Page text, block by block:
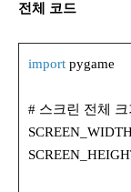
전체 코드
import pygame
# 스크린 전체 크